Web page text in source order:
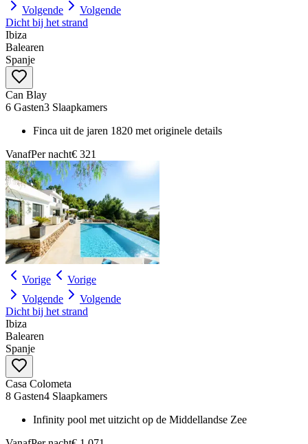
Volgende
Volgende
Dicht bij het strand
Ibiza
Balearen
Spanje
Can Blay
6 Gasten3 Slaapkamers
Finca uit de jaren 1820 met originele details
VanafPer nacht€ 321
Vorige
Vorige
Volgende
Volgende
Dicht bij het strand
Ibiza
Balearen
Spanje
Casa Colometa
8 Gasten4 Slaapkamers
Infinity pool met uitzicht op de Middellandse Zee